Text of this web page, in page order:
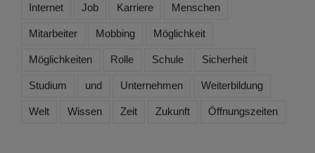
Internet Job Karriere Menschen
Mitarbeiter Mobbing Möglichkeit
Möglichkeiten Rolle Schule Sicherheit
Studium und Unternehmen Weiterbildung
Welt Wissen Zeit Zukunft Öffnungszeiten